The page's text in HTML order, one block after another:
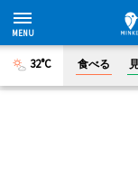
32°C 食べる